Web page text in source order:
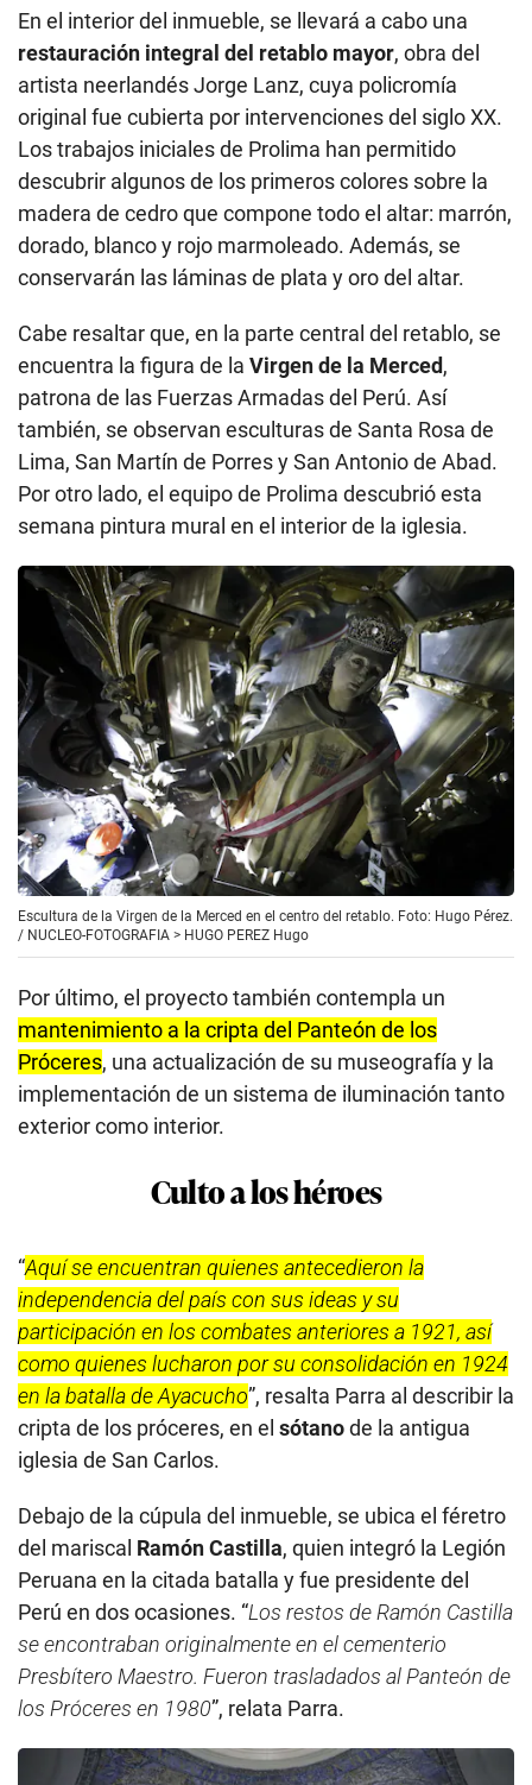
En el interior del inmueble, se llevará a cabo una
restauración integral del retablo mayor, obra del
artista neerlandés Jorge Lanz, cuya policromía
original fue cubierta por intervenciones del siglo XX.
Los trabajos iniciales de Prolima han permitido
descubrir algunos de los primeros colores sobre la
madera de cedro que compone todo el altar: marrón,
dorado, blanco y rojo marmoleado. Además, se
conservarán las láminas de plata y oro del altar.
Cabe resaltar que, en la parte central del retablo, se
encuentra la figura de la Virgen de la Merced,
patrona de las Fuerzas Armadas del Perú. Así
también, se observan esculturas de Santa Rosa de
Lima, San Martín de Porres y San Antonio de Abad.
Por otro lado, el equipo de Prolima descubrió esta
semana pintura mural en el interior de la iglesia.
Escultura de la Virgen de la Merced en el centro del retablo. Foto: Hugo Pérez.
/ NUCLEO-FOTOGRAFIA > HUGO PEREZ Hugo
Por último, el proyecto también contempla un
mantenimiento a la cripta del Panteón de los
Próceres, una actualización de su museografía y la
implementación de un sistema de iluminación tanto
exterior como interior.
Culto a los héroes
“Aquí se encuentran quienes antecedieron la
independencia del país con sus ideas y su
participación en los combates anteriores a 1921, así
como quienes lucharon por su consolidación en 1924
en la batalla de Ayacucho”, resalta Parra al describir la
cripta de los próceres, en el sótanode la antigua
iglesia de San Carlos.
Debajo de la cúpula del inmueble, se ubica el féretro
del mariscal Ramón Castilla, quien integró la Legión
Peruana en la citada batalla y fue presidente del
Perú en dos ocasiones. “Los restos de Ramón Castilla
se encontraban originalmente en el cementerio
Presbítero Maestro. Fueron trasladados al Panteón de
los Próceres en 1980”, relata Parra.